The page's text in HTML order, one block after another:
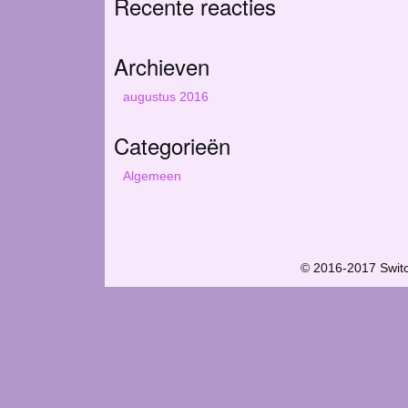
Archieven
augustus 2016
Categorieën
Algemeen
© 2016-2017